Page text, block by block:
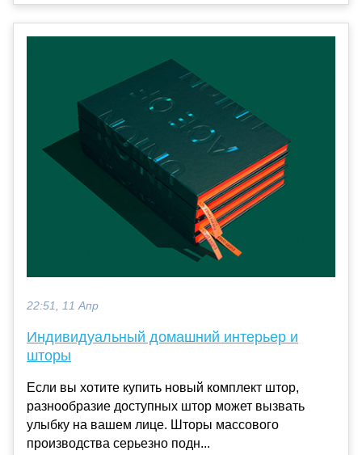
22:51, 11 Апр
Индивидуальный домашний интерьер и
шторы
Если вы хотите купить новый комплект штор,
разнообразие доступных штор может вызвать
улыбку на вашем лице. Шторы массового
производства серьезно подн...